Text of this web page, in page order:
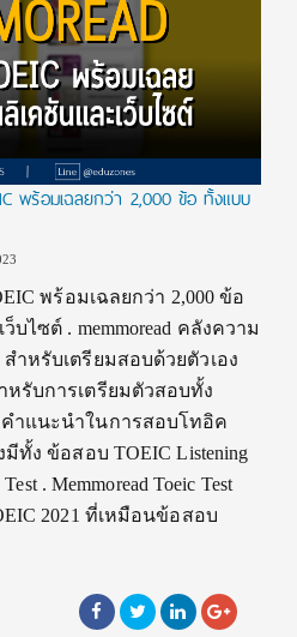
พร้อมเฉลยกว่า 2,000 ข้อ ทั้งแบบ
พร้อมเฉลยกว่า 2,000 ข้อ
ไซต์ . memmoread คลังความ
ำหรับเตรียมสอบด้วยตัวเอง
รับการเตรียมตัวสอบทั้ง
ำแนะนำในการสอบโทอิค
ง ข้อสอบ TOEIC Listening
. Memmoread Toeic Test
2021 ที่เหมือนข้อสอบ